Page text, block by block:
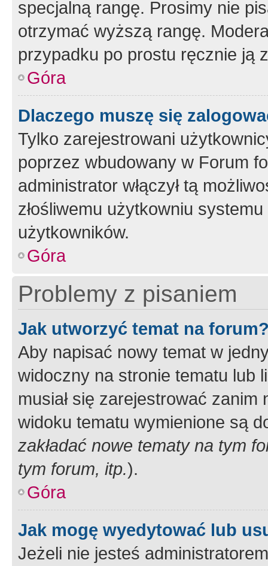
specjalną rangę. Prosimy nie
otrzymać wyższą rangę.
przypadku po prostu ręcznie ją
Góra
Dlaczego muszę się
Tylko zarejestrowani
poprzez wbudowany w Forum
administrator włączył tą
złośliwemu użytkowniu
użytkowników.
Góra
Problemy z pisaniem
Jak utworzyć temat na
Aby napisać nowy temat w
widoczny na stronie tematu lub
musiał się zarejestrować
widoku tematu wymienione są
zakładać nowe tematy na tym
tym forum, itp.).
Góra
Jak mogę wyedytować lub
Jeżeli nie jesteś